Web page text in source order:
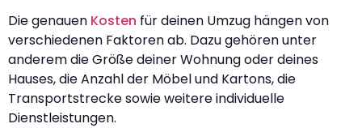
Die genauen Kosten für deinen Umzug hängen von
verschiedenen Faktoren ab. Dazu gehören unter
anderem die Größe deiner Wohnung oder deines
Hauses, die Anzahl der Möbel und Kartons, die
Transportstrecke sowie weitere individuelle
Dienstleistungen.